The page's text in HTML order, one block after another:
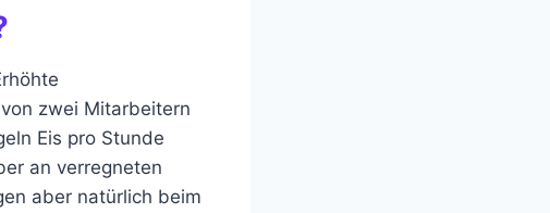
zwei Mitarbeitern
Eis pro Stunde
an verregneten
aber natürlich beim